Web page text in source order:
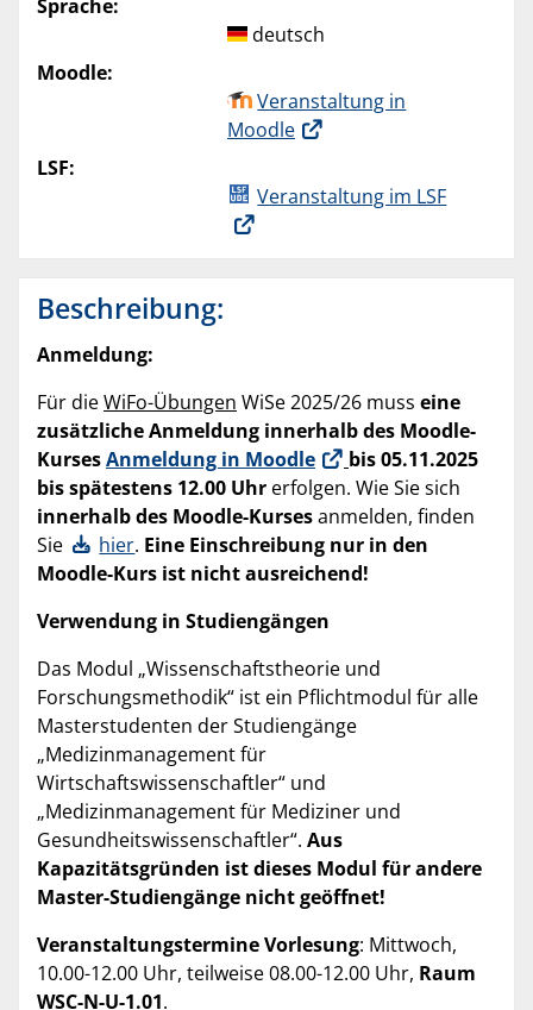
Sprache:
deutsch
Moodle:
Veranstaltung in
Moodle
LSF:
Veranstaltung im LSF
Beschreibung:
Anmeldung:
Für dieWiFo-Übungen WiSe 2025/26 muss eine
zusätzliche Anmeldung innerhalb des Moodle-
KursesAnmeldung in Moodle
bis 05.11.2025
bis spätestens 12.00 Uhr erfolgen. Wie Sie sich
innerhalb des Moodle-Kursesanmelden, finden
Sie
hier. Eine Einschreibung nur in den
Moodle-Kurs ist nicht ausreichend!
Verwendung in Studiengängen
Das Modul „Wissenschaftstheorie und
Forschungsmethodik“ ist ein Pflichtmodul für alle
Masterstudenten der Studiengänge
„Medizinmanagement für
Wirtschaftswissenschaftler“ und
„Medizinmanagement für Mediziner und
Gesundheitswissenschaftler“. Aus
Kapazitätsgründen ist dieses Modul für andere
Master-Studiengänge nicht geöffnet!
Veranstaltungstermine Vorlesung: Mittwoch,
10.00-12.00 Uhr, teilweise 08.00-12.00 Uhr, Raum
WSC-N-U-1.01.